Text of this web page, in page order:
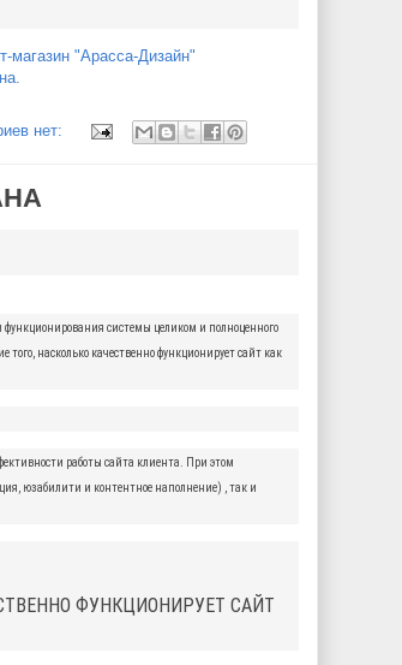
магазин "Арасса-Дизайн"
нет:
функционирования системы целиком и полноценного
насколько качественно функционирует сайт как
работы сайта клиента. При этом
юзабилити и контентное наполнение) , так и
ФУНКЦИОНИРУЕТ САЙТ